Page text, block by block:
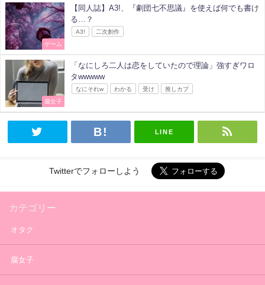
ゲーム
【同人誌】A3!、『劇団七不思議』を使えば何でも書け
る…？
A3! 二次創作
腐女子
「なにしろ二人は恋をしていたので理論」強すぎワロ
タwwwww
なにそれw わかる 受け 推しカプ
LINE
Twitterでフォローしよう
カテゴリー
オタク
腐女子